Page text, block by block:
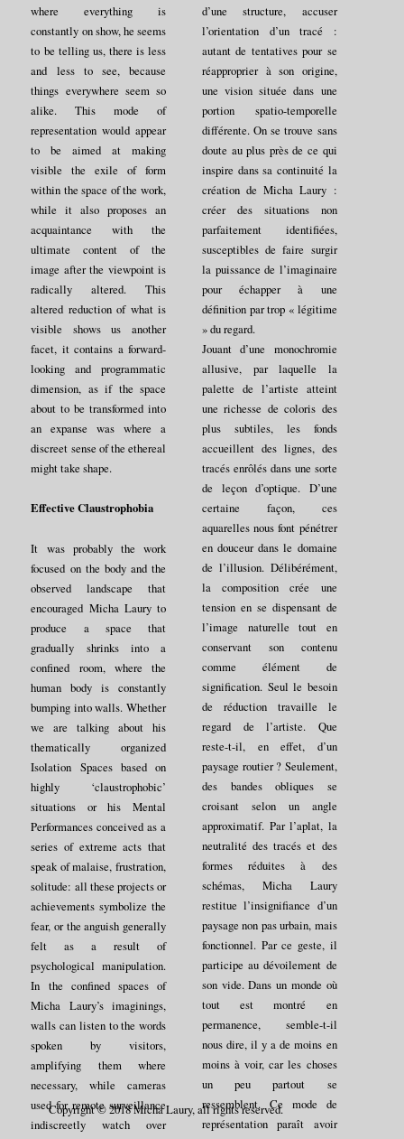
where everything is
constantly on show, he seems
to be telling us, there is less
and less to see, because
things everywhere seem so
alike. This mode of
representation would appear
to be aimed at making
visible the exile of form
within the space of the work,
while it also proposes an
acquaintance with the
ultimate content of the
image after the viewpoint is
radically altered. This
altered reduction of what is
visible shows us another
facet, it contains a forward-
looking and programmatic
dimension, as if the space
about to be transformed into
an expanse was where a
discreet sense of the ethereal
might take shape.
Effective Claustrophobia
It was probably the work
focused on the body and the
observed landscape that
encouraged Micha Laury to
produce a space that
gradually shrinks into a
confined room, where the
human body is constantly
bumping into walls. Whether
we are talking about his
thematically organized
Isolation Spaces based on
highly ‘claustrophobic’
situations or his Mental
Performances conceived as a
series of extreme acts that
speak of malaise, frustration,
solitude: all these projects or
achievements symbolize the
fear, or the anguish generally
felt as a result of
psychological manipulation.
In the confined spaces of
Micha Laury’s imaginings,
walls can listen to the words
spoken by visitors,
amplifying them where
necessary, while cameras
used for remote surveillance
indiscreetly watch over
d’une structure, accuser
l’orientation d’un tracé :
autant de tentatives pour se
réapproprier à son origine,
une vision située dans une
portion spatio-temporelle
différente. On se trouve sans
doute au plus près de ce qui
inspire dans sa continuité la
création de Micha Laury :
créer des situations non
parfaitement identifiées,
susceptibles de faire surgir
la puissance de l’imaginaire
pour échapper à une
définition par trop « légitime
» du regard.
Jouant d’une monochromie
allusive, par laquelle la
palette de l’artiste atteint
une richesse de coloris des
plus subtiles, les fonds
accueillent des lignes, des
tracés enrôlés dans une sorte
de leçon d’optique. D’une
certaine façon, ces
aquarelles nous font pénétrer
en douceur dans le domaine
de l’illusion. Délibérément,
la composition crée une
tension en se dispensant de
l’image naturelle tout en
conservant son contenu
comme élément de
signification. Seul le besoin
de réduction travaille le
regard de l’artiste. Que
reste-t-il, en effet, d’un
paysage routier ? Seulement,
des bandes obliques se
croisant selon un angle
approximatif. Par l’aplat, la
neutralité des tracés et des
formes réduites à des
schémas, Micha Laury
restitue l’insignifiance d’un
paysage non pas urbain, mais
fonctionnel. Par ce geste, il
participe au dévoilement de
son vide. Dans un monde où
tout est montré en
permanence, semble-t-il
nous dire, il y a de moins en
moins à voir, car les choses
un peu partout se
ressemblent. Ce mode de
représentation paraît avoir
Copyright © 2018 Micha Laury, all rights reserved.